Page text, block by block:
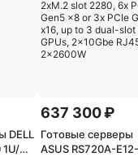
DELL
1U/
637 300 ₽
Готовые серверы
ASUS RS720A-E12-